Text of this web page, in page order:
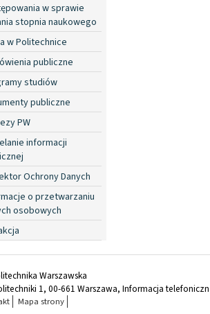
w sprawie
stopnia naukowego
w Politechnice
publiczne
studiów
publiczne
PW
informacji
Ochrony Danych
o przetwarzaniu
osobowych
Warszawska
1, 00-661 Warszawa, Informacja
Mapa strony